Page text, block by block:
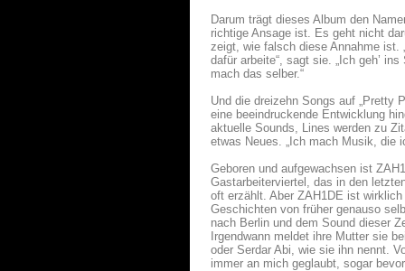
Darum trägt dieses Album den
richtige Ansage ist. Es geht nicht
zeigt, wie falsch diese Annahme ist.
dafür arbeite“, sagt sie. „Ich geh’
mach das selber.“
Und die dreizehn Songs auf „Pretty
eine beeindruckende Entwicklung
aktuelle Sounds, Lines werden zu
etwas Neues. „Ich mach Musik, die
Geboren und aufgewachsen ist
Gastarbeiterviertel, das in den
oft erzählt. Aber ZAH1DE ist
Geschichten von früher genauso
nach Berlin und dem Sound dieser
Irgendwann meldet ihre Mutter sie
oder Serdar Abi, wie sie ihn nennt.
immer an mich geglaubt, sogar